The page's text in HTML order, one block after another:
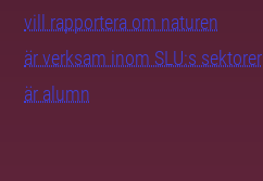
vill rapportera om naturen
är verksam inom SLU:s sektorer
är alumn